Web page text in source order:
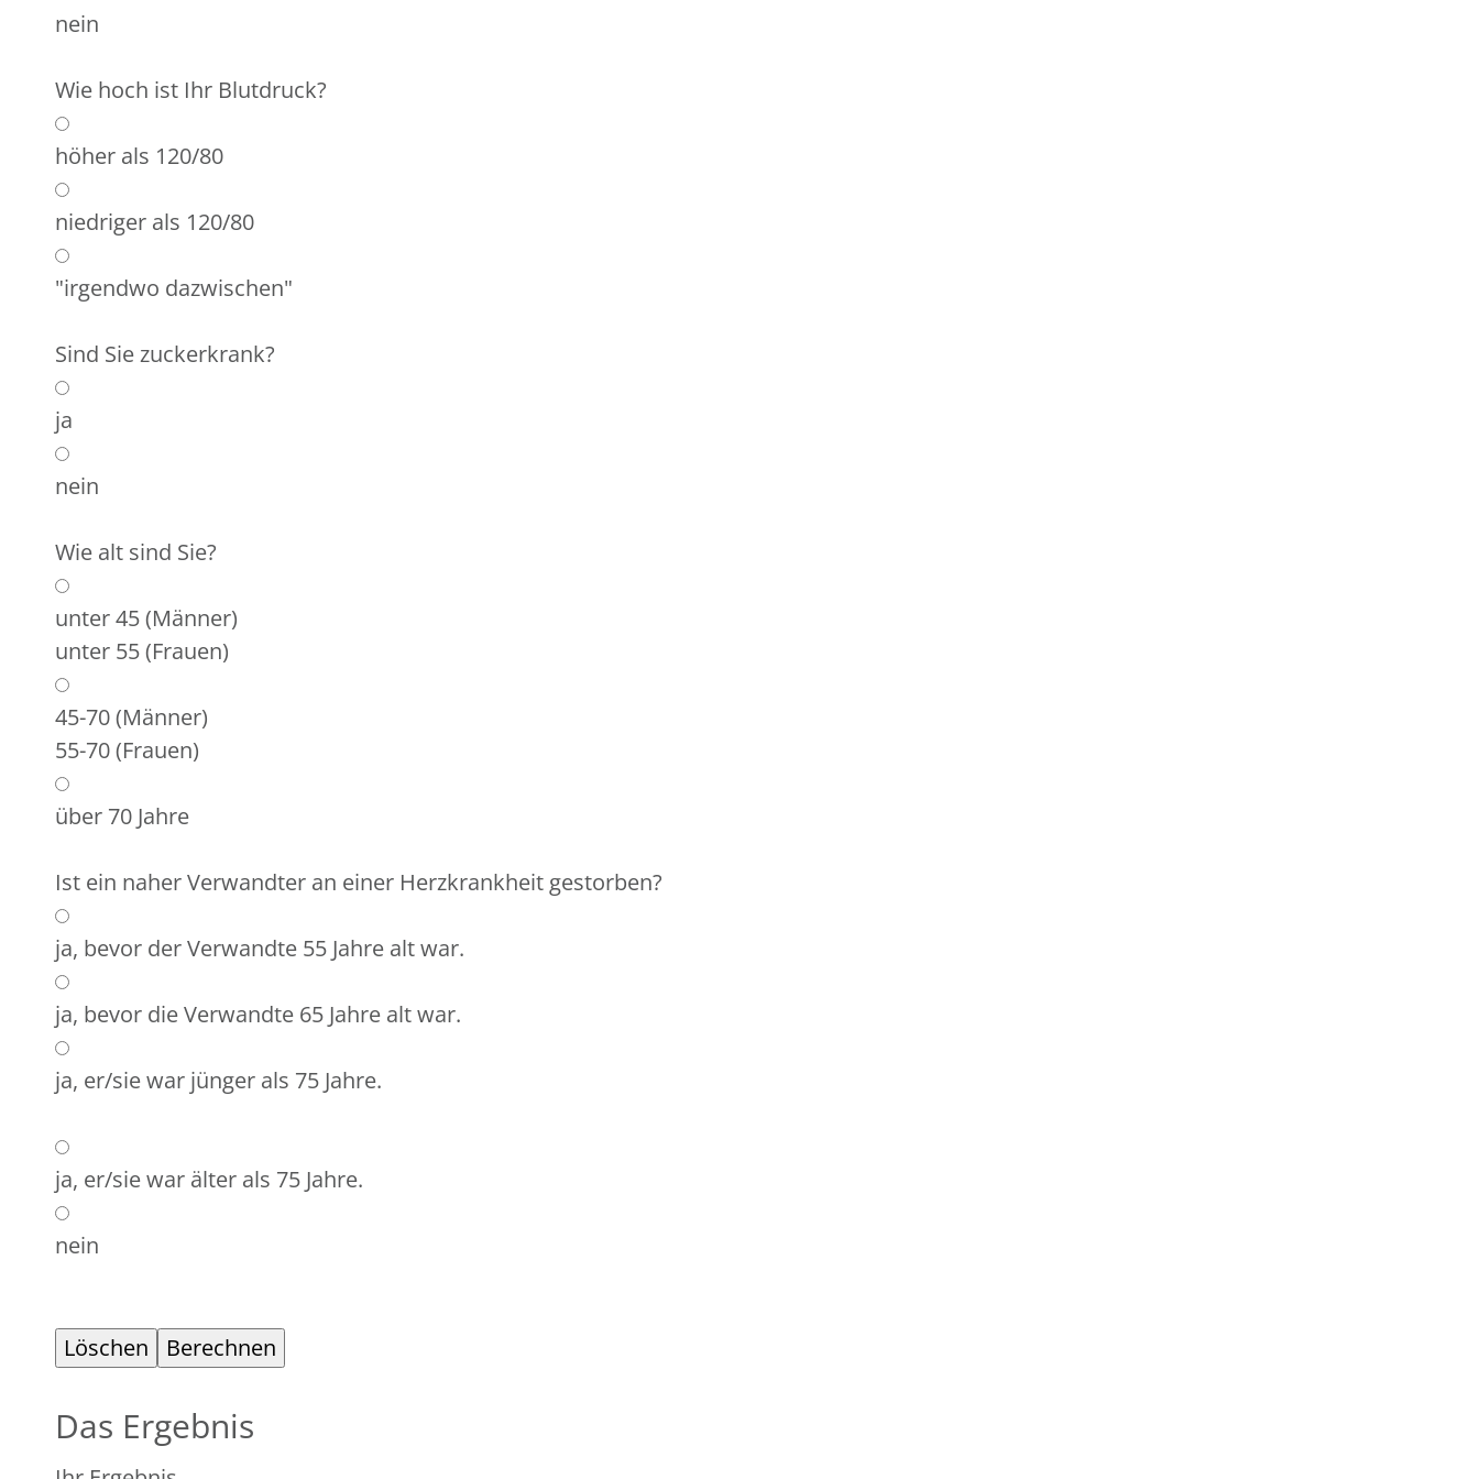
nein
Wie hoch ist Ihr Blutdruck?
höher als 120/80
niedriger als 120/80
"irgendwo dazwischen"
Sind Sie zuckerkrank?
ja
nein
Wie alt sind Sie?
unter 45 (Männer)
unter 55 (Frauen)
45-70 (Männer)
55-70 (Frauen)
über 70 Jahre
Ist ein naher Verwandter an einer Herzkrankheit gestorben?
ja, bevor der Verwandte 55 Jahre alt war.
ja, bevor die Verwandte 65 Jahre alt war.
ja, er/sie war jünger als 75 Jahre.
ja, er/sie war älter als 75 Jahre.
nein
Das Ergebnis